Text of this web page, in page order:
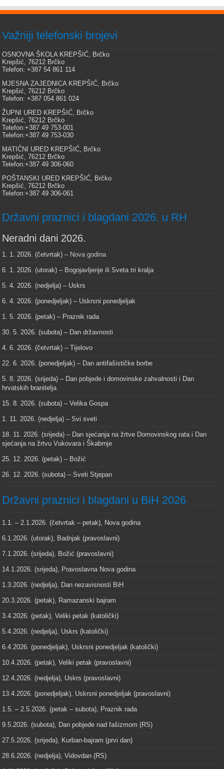
Važniji telefonski brojevi
OSNOVNA ŠKOLA KREPŠIĆ, Brčko
Krepšić, 76212 Brčko
Telefon: +387 54 861 114
MJESNA ZAJEDNICA KREPŠIĆ, Brčko
Krepšić, 76212 Brčko
Telefon: +387 054 861 024
ŽUPNI URED KREPŠIĆ, Brčko
Krepšić, 76212 Brčko
Telefon:+387 49 753-001
Telefon:+387 49 753-030
MATIČNI URED KREPŠIĆ, Brčko
Krepšić, 76212 Brčko
Telefon:+387 49 306-060
POŠTANSKI URED KREPŠIĆ, Brčko
Krepšić, 76212 Brčko
Telefon:+387 49 306-061
Državni praznici i blagdani 2026. u RH
Neradni dani 2026.
1. 1. 2026. (četvrtak) – Nova godina
6. 1. 2026. (utorak) – Bogojavljenje ili Sveta tri kralja
5. 4. 2026. (nedjelja) – Uskrs
6. 4. 2026. (ponedjeljak) – Uskrsni ponedjeljak
1. 5. 2026. (petak) – Praznik rada
30. 5. 2026. (subota) – Dan državnosti
4. 6. 2026. (četvrtak) – Tijelovo
22. 6. 2026. (ponedjeljak) – Dan antifašističke borbe
5. 8. 2026. (srijeda) – Dan pobjede i domovinske zahvalnosti i Dan
hrvatskih branitelja
15. 8. 2026. (subota) – Velika Gospa
1. 11. 2026. (nedjelja) – Svi sveti
18. 11. 2026. (srijeda) – Dan sjećanja na žrtve Domovinskog rata i Dan
sjećanja na žrtvu Vukovara i Škabrnje
25. 12. 2026. (petak) – Božić
26. 12. 2026. (subota) – Sveti Stjepan
Državni praznici i blagdani u BiH 2026
1.1. – 2.1.2026. (četvrtak – petak), Nova godina
6.1.2026. (utorak), Badnjak (pravoslavni)
7.1.2026. (srijeda), Božić (pravoslavni)
14.1.2026. (srijeda), Pravoslavna Nova godina
1.3.2026. (nedjelja), Dan nezavisnosti BiH
20.3.2026. (petak), Ramazanski bajram
3.4.2026. (petak), Veliki petak (katolički)
5.4.2026. (nedjelja), Uskrs (katolički)
6.4.2026. (ponedjeljak), Uskrsni ponedjeljak (katolički)
10.4.2026. (petak), Veliki petak (pravoslavni)
12.4.2026. (nedjelja), Uskrs (pravoslavni)
13.4.2026. (ponedjeljak), Uskrsni ponedjeljak (pravoslavni)
1.5. – 2.5.2026. (petak – subota), Praznik rada
9.5.2026. (subota), Dan pobjede nad fašizmom (RS)
27.5.2026. (srijeda), Kurban-bajram (prvi dan)
28.6.2026. (nedjelja), Vidovdan (RS)